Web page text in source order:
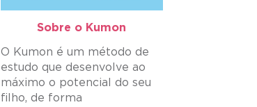
Sobre o Kumon​
O Kumon é um método de
estudo que desenvolve ao
máximo o potencial do seu
filho, de forma